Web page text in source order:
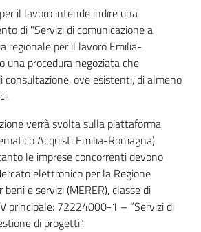
il lavoro intende indire una
di "Servizi di comunicazione a
regionale per il lavoro Emilia-
una procedura negoziata che
consultazione, ove esistenti, di almeno
verrà svolta sulla piattaforma
Acquisti Emilia-Romagna)
le imprese concorrenti devono
elettronico per la Regione
e servizi (MERER), classe di
principale: 72224000-1 – “Servizi di
di progetti”.